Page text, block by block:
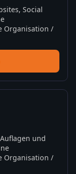
Social
Organisation /
und
Organisation /